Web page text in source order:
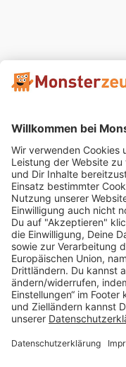
Impressum